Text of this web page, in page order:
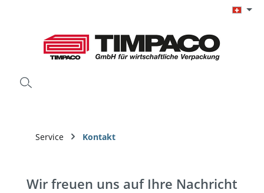
Service Kontakt
Wir freuen uns auf Ihre Nachricht